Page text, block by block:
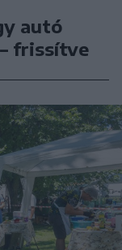
autó
frissítve